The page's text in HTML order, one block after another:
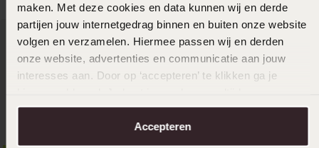
maken. Met deze cookies en data kunnen wij en derde
partijen jouw internetgedrag binnen en buiten onze website
volgen en verzamelen. Hiermee passen wij en derden
onze website, advertenties en communicatie aan jouw
interesses aan. Door op ‘accepteren’ te klikken ga je
aanpassen. Lees er meer over in onscookiebeleid.
Accepteren